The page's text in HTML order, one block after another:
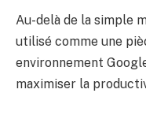
Au-delà de la simple
utilisé comme une
environnement
maximiser la